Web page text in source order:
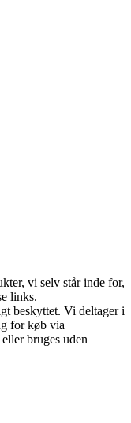
vi selv står inde for,
links.
beskyttet. Vi deltager i
for køb via
bruges uden